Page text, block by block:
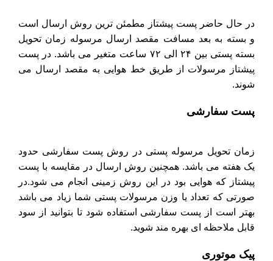
در حال حاضر پست پیشتاز مطمئن ترین روش ارسال است
و بسته به بعد مسافت مقصد ارسال مرسوله زمان تحویل
بسته پستی بین ۲۴ الی ۷۲ ساعت متغیر می باشد. در پست
پیشتاز مرسولات از طریق خط هوایی به مقصد ارسال می
شوند.
پست سفارشی
زمان تحویل مرسوله پستی در روش پست سفارشی حدود
یک هفته می باشد. همچنین روش ارسال در مقایسه با پست
پیشتاز که هوایی بود در این روش زمینی انجام می شود.در
صورتی که تعداد یا وزن مرسولات پستی شما زیاد می باشد
بهتر است از پست سفارشی استفاده شود تا بتوانید از سود
قابل ملاحظه ای بهره مند شوید.
پیک موتوری